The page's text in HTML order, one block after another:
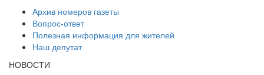
Архив номеров газеты
Вопрос-ответ
Полезная информация для жителей
Наш депутат
НОВОСТИ